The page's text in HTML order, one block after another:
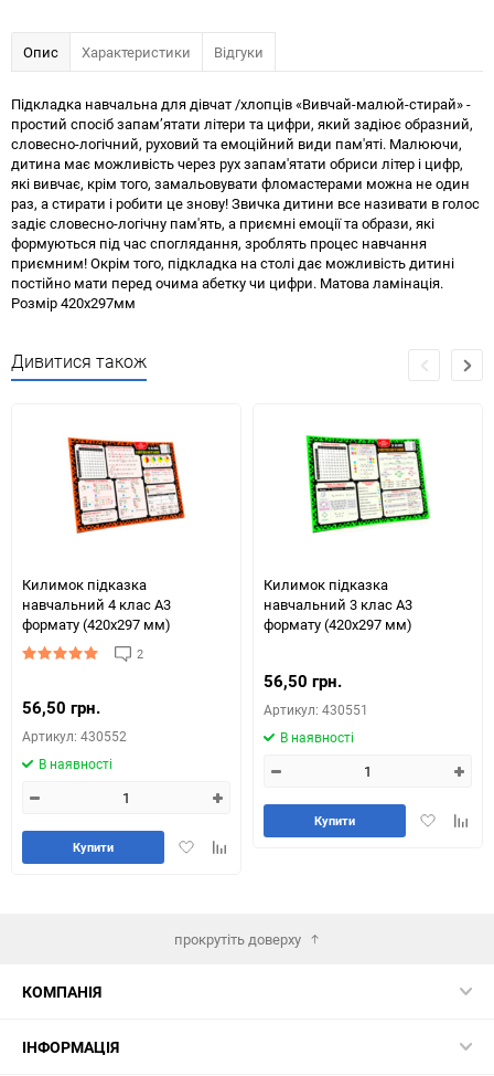
Опис Характеристики Відгуки
Підкладка навчальна для дівчат /хлопців «Вивчай-малюй-стирай» -
простий спосіб запам’ятати літери та цифри, який задіює образний,
словесно-логічний, руховий та емоційний види пам'яті. Малюючи,
дитина має можливість через рух запам'ятати обриси літер і цифр,
які вивчає, крім того, замальовувати фломастерами можна не один
раз, а стирати і робити це знову! Звичка дитини все називати в голос
задіє словесно-логічну пам'ять, а приємні емоції та образи, які
формуються під час споглядання, зроблять процес навчання
приємним! Окрім того, підкладка на столі дає можливість дитині
постійно мати перед очима абетку чи цифри. Матова ламінація.
Розмір 420х297мм
Дивитися також
Килимок підказка
навчальний 4 клас А3
формату (420х297 мм)
2
56,50 грн.
Артикул: 430552
В наявності
ДодатиДодайте
Купити
Килимок підказка
навчальний 3 клас А3
формату (420х297 мм)
56,50 грн.
Артикул: 430551
В наявності
Додати
Купити
прокрутіть доверху
КОМПАНІЯ
ІНФОРМАЦІЯ